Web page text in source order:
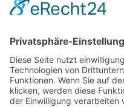
Profitieren Sie von
Lernmethodenund
Online- und Digital-
Selbstverständlich
kombinieren. So